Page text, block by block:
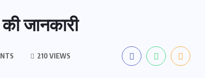
जानकारी
210 VIEWS